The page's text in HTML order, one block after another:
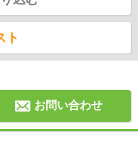
ト
お問い合わせ